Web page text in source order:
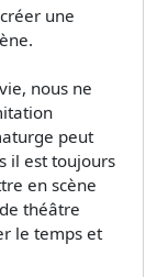
une
nous ne
peut
il est toujours
en scène
théâtre
le temps et